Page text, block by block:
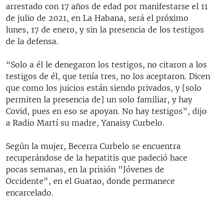
DESINFORMACIÓN RUSA EN AMÉRICA LATINA
LA INVASIÓN DE RUSIA A UCRANIA
arrestado con 17 años de edad por manifestarse el 11
de julio de 2021, en La Habana, será el próximo
lunes, 17 de enero, y sin la presencia de los testigos
de la defensa.
“Solo a él le denegaron los testigos, no citaron a los
testigos de él, que tenía tres, no los aceptaron. Dicen
que como los juicios están siendo privados, y [solo
permiten la presencia de] un solo familiar, y hay
Covid, pues en eso se apoyan. No hay testigos”, dijo
a Radio Martí su madre, Yanaisy Curbelo.
Según la mujer, Becerra Curbelo se encuentra
recuperándose de la hepatitis que padeció hace
pocas semanas, en la prisión "Jóvenes de
Occidente", en el Guatao, donde permanece
encarcelado.